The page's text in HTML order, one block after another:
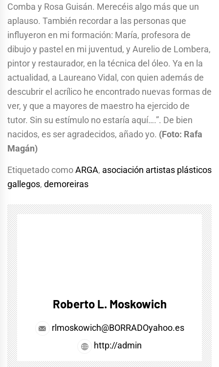
Comba y Rosa Guisán. Merecéis algo más que un
aplauso. También recordar a las personas que
influyeron en mi formación: María, profesora de
dibujo y pastel en mi juventud, y Aurelio de Lombera,
pintor y restaurador, en la técnica del óleo. Ya en la
actualidad, a Laureano Vidal, con quien además de
descubrir el acrílico he encontrado nuevas formas de
ver, y que a mayores de maestro ha ejercido de
tutor. Sin su estímulo no estaría aquí….”. De bien
nacidos, es ser agradecidos, añado yo. (Foto: Rafa
Magán)
Etiquetado comoARGA, asociación artistas plásticos
gallegos, demoreiras
Roberto L. Moskowich
rlmoskowich@BORRADOyahoo.es
http://admin